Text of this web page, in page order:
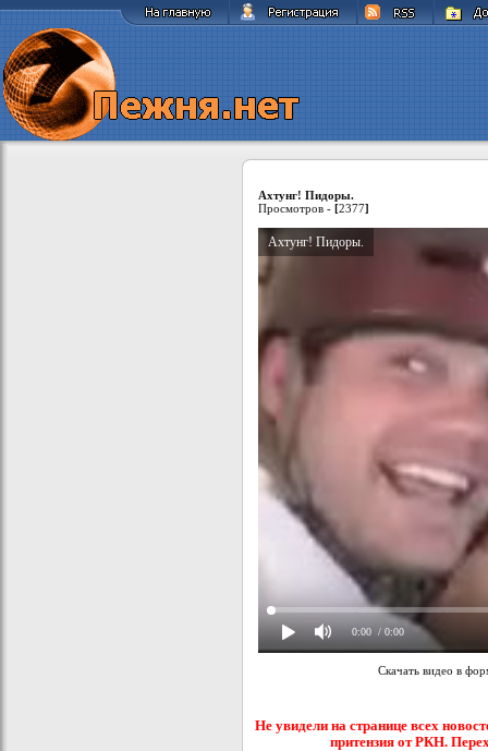
Ахтунг! Пидоры.
Просмотров - [2377]
Ахтунг! Пидоры.
0:00 / 0:00
Скачать видео в
Не увидели на странице всех
притензия от РКН.